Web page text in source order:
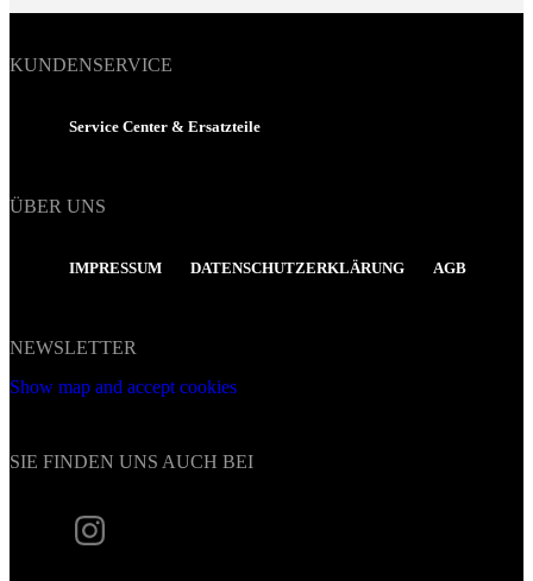
KUNDENSERVICE
Service Center & Ersatzteile
ÜBER UNS
IMPRESSUM DATENSCHUTZERKLÄRUNG AGB
NEWSLETTER
Show map and accept cookies
SIE FINDEN UNS AUCH BEI